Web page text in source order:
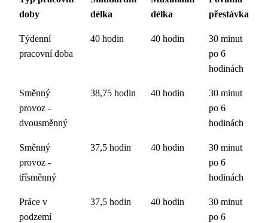
doby
délka
délka
přestávka
Týdenní
pracovní doba
40 hodin 40 hodin
30 minut
po 6
hodinách
Směnný
provoz -
dvousměnný
38,75 hodin 40 hodin
30 minut
po 6
hodinách
Směnný
provoz -
třísměnný
37,5 hodin 40 hodin
30 minut
po 6
hodinách
Práce v
podzemí
37,5 hodin 40 hodin
30 minut
po 6